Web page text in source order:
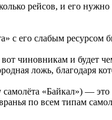
рейсов, и его
с его слабым
чиновникам и будет
ложь, благодаря
«Байкал») —
по всем типам